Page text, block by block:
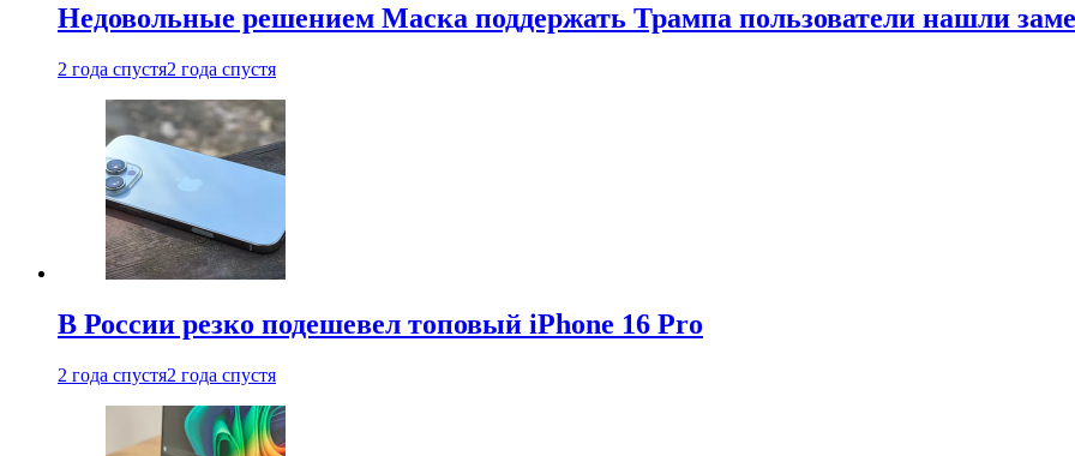
Недовольные решением Маска поддержать Трампа пользователи нашли
2 года спустя2 года спустя
В России резко подешевел топовый iPhone 16 Pro
2 года спустя2 года спустя